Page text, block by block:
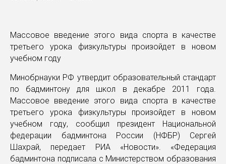
Массовое введение этого вида спорта в качестве
третьего урока физкультуры произойдет в новом
учебном году
Минобрнауки РФ утвердит образовательный стандарт
по бадминтону для школ в декабре 2011 года.
Массовое введение этого вида спорта в качестве
третьего урока физкультуры произойдет в новом
учебном году, сообщил президент Национальной
федерации бадминтона России (НФБР) Сергей
Шахрай, передает РИА «Новости». «Федерация
бадминтона подписала с Министерством образования